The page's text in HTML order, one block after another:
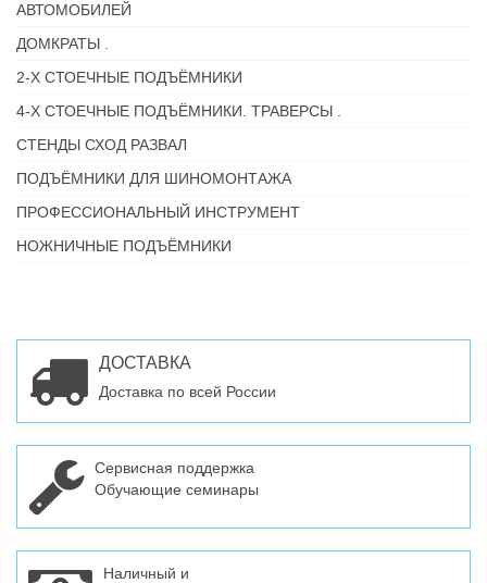
АВТОМОБИЛЕЙ
ДОМКРАТЫ .
2-Х СТОЕЧНЫЕ ПОДЪЁМНИКИ
4-Х СТОЕЧНЫЕ ПОДЪЁМНИКИ. ТРАВЕРСЫ .
СТЕНДЫ СХОД РАЗВАЛ
ПОДЪЁМНИКИ ДЛЯ ШИНОМОНТАЖА
ПРОФЕССИОНАЛЬНЫЙ ИНСТРУМЕНТ
НОЖНИЧНЫЕ ПОДЪЁМНИКИ
ДОСТАВКА
Доставка по всей России
Сервисная поддержка
Обучающие семинары
Наличный и